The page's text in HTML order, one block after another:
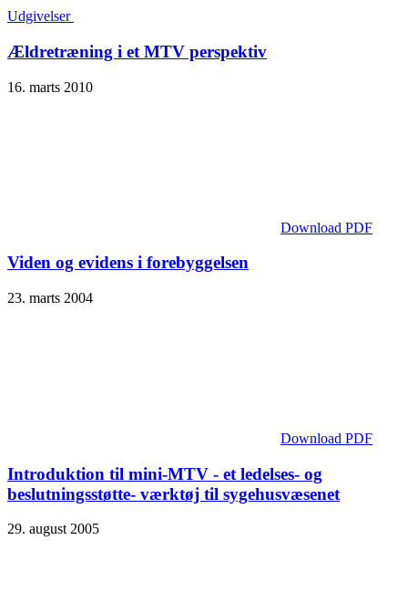
Udgivelser
Ældretræning i et MTV perspektiv
16. marts 2010
Download PDF
Viden og evidens i forebyggelsen
23. marts 2004
Download PDF
Introduktion til mini-MTV - et ledelses- og
beslutningsstøtte- værktøj til sygehusvæsenet
29. august 2005